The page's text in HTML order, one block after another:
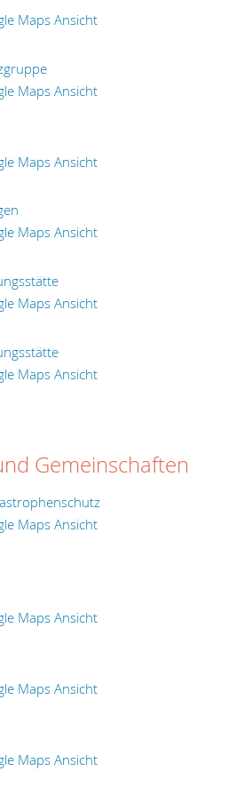
Maps Ansicht
Maps Ansicht
Maps Ansicht
Maps Ansicht
Maps Ansicht
Maps Ansicht
Gemeinschaften
Maps Ansicht
Maps Ansicht
Maps Ansicht
Maps Ansicht